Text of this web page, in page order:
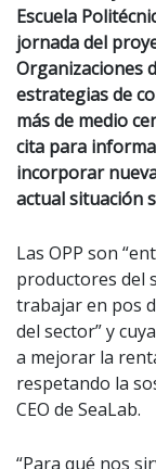
Escuela
jornada del
Organizaciones
estrategias de
más de medio
cita para
incorporar
actual situación
Las OPP son
productores del
trabajar en pos
del sector” y
a mejorar la
respetando la
CEO de SeaLab.
“Para qué nos